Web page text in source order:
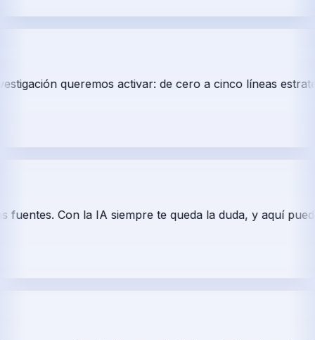
queremos activar: de cero a cinco líneas
Con la IA siempre te queda la duda, y aquí puedes